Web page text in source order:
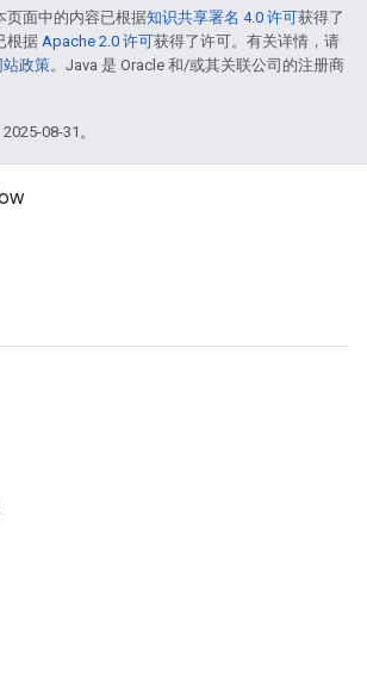
页面中的内容已根据知识共享署名 4.0 许可获得了
根据 Apache 2.0 许可获得了许可。有关详情，请
政策。Java 是 Oracle 和/或其关联公司的注册商
08-31。